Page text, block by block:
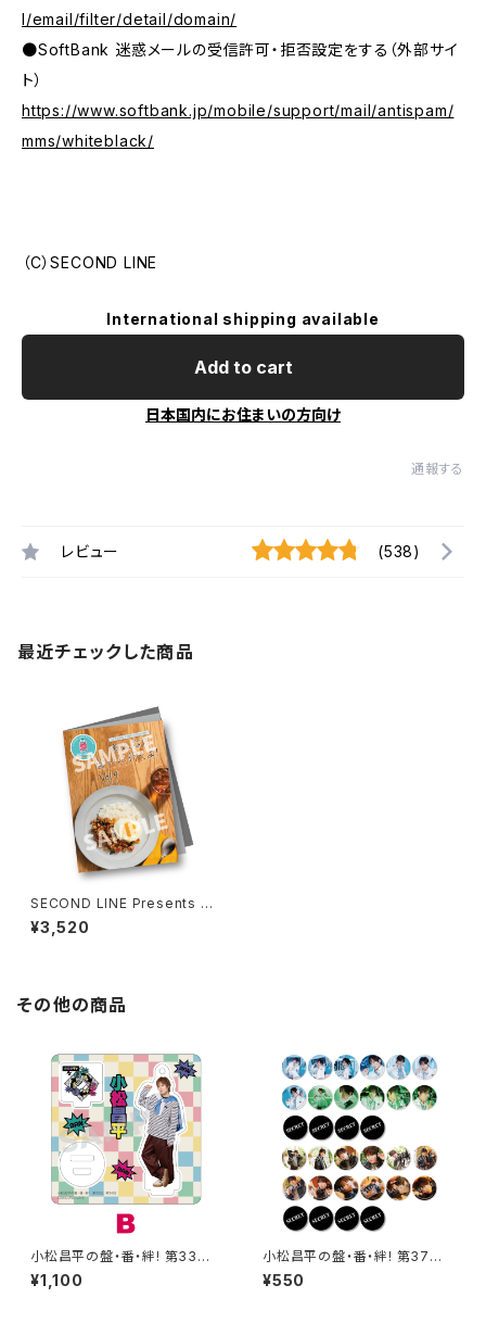
l/email/filter/detail/domain/
●SoftBank 迷惑メールの受信許可・拒否設定をする（外部サイ
ト）
https://www.softbank.jp/mobile/support/mail/antispam/
mms/whiteblack/
（C）SECOND LINE
International shipping available
Add to cart
日本国内にお住まいの方向け
通報する
レビュー (538)
最近チェックした商品
SECOND LINE Presents み
んなに会いに行くよ! 第4回 in
静岡 パンフレット
¥3,520
その他の商品
小松昌平の盤・番・絆! 第33回、
第34回 アクリルスタンド B
¥1,100
小松昌平の盤・番・絆! 第37回、
第38回 缶バッジ ※ランダム
販売
¥550